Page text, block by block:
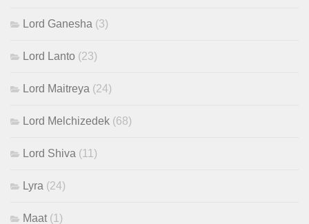
Lord Ganesha (3)
Lord Lanto (23)
Lord Maitreya (24)
Lord Melchizedek (68)
Lord Shiva (11)
Lyra (24)
Maat (1)